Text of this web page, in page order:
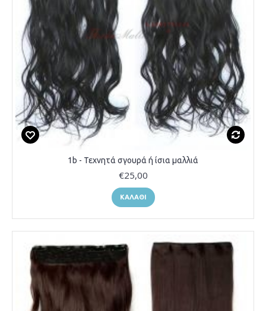
1b - Τεχνητά σγουρά ή ίσια μαλλιά
€25,00
ΚΑΛΆΘΙ